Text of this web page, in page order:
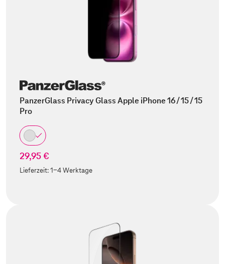
PanzerGlass Privacy Glass Apple iPhone 16 / 15 / 15
Pro
29,95 €
Lieferzeit:1-4 Werktage